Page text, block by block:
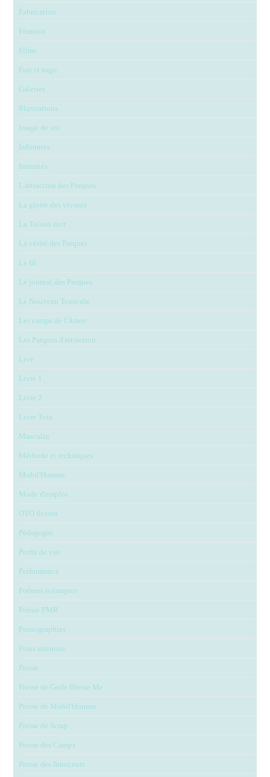
Fabrication
Féminin
Films
Fuir et rugir
Galeries
Illustrations
Image de soi
Infirmités
Intimités
L'attraction des Parques
La gloire des vivants
La Toison dort
La vérité des Parques
Le fil
Le journal des Parques
Le Nouveau Testicule
Les camps de l'Amor
Les Parques d'attraction
Live
Livre 1
Livre 2
Livre Tout
Masculin
Méthode et techniques
Mobil'Homme
Mode d'emploi
OTO fiction
Pédagogie
Perdu de vue
Performance
Poèmes scéniques
Poésie FMR
Pornographies
Posts attentats
Presse
Presse de Gode Blesse Me
Presse de Mobil'Homme
Presse de Scrap
Presse des Camps
Presse des Innocents